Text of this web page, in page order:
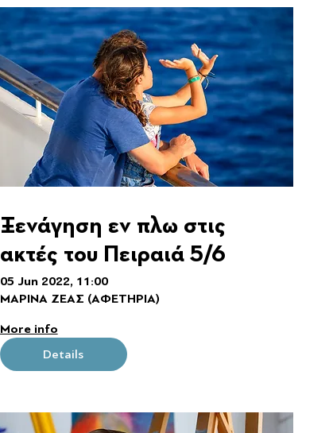
Ξενάγηση εν πλω στις
ακτές του Πειραιά 5/6
05 Jun 2022, 11:00
ΜΑΡΙΝΑ ΖΕΑΣ (ΑΦΕΤΗΡΙΑ)
More info
Details